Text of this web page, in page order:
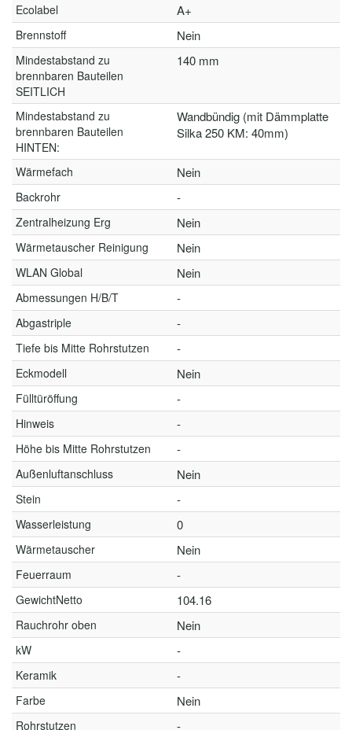
Ecolabel A+
Brennstoff Nein
Mindestabstand zu
brennbaren Bauteilen
SEITLICH
140 mm
Mindestabstand zu
brennbaren Bauteilen
HINTEN:
Wandbündig (mit Dämmplatte
Silka 250 KM: 40mm)
Wärmefach Nein
Backrohr -
Zentralheizung Erg Nein
Wärmetauscher Reinigung Nein
WLAN Global Nein
Abmessungen H/B/T -
Abgastriple -
Tiefe bis Mitte Rohrstutzen -
Eckmodell Nein
Fülltüröffung -
Hinweis -
Höhe bis Mitte Rohrstutzen -
Außenluftanschluss Nein
Stein -
Wasserleistung 0
Wärmetauscher Nein
Feuerraum -
GewichtNetto 104.16
Rauchrohr oben Nein
kW -
Keramik -
Farbe Nein
Rohrstutzen -